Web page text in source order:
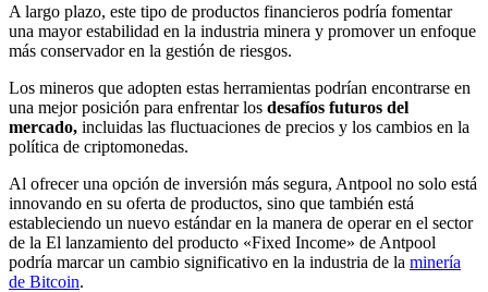
A largo plazo, este tipo de productos financieros podría fomentar
una mayor estabilidad en la industria minera y promover un enfoque
más conservador en la gestión de riesgos.
Los mineros que adopten estas herramientas podrían encontrarse en
una mejor posición para enfrentar los desafíos futuros del
mercado, incluidas las fluctuaciones de precios y los cambios en la
política de criptomonedas.
Al ofrecer una opción de inversión más segura, Antpool no solo está
innovando en su oferta de productos, sino que también está
estableciendo un nuevo estándar en la manera de operar en el sector
de la El lanzamiento del producto «Fixed Income» de Antpool
podría marcar un cambio significativo en la industria de la minería
de Bitcoin.